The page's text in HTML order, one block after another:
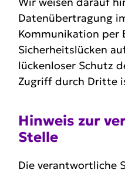
Datenübertragung
Kommunikation per
Sicherheitslücken
lückenloser Schutz
Zugriff durch Dritte
Hinweis zur
Stelle
Die verantwortliche